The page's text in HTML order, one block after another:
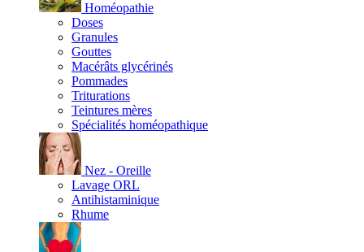
Homéopathie
Doses
Granules
Gouttes
Macérâts glycérinés
Pommades
Triturations
Teintures mères
Spécialités homéopathique
Nez - Oreille
Lavage ORL
Antihistaminique
Rhume